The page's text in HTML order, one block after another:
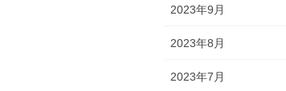
2023年9月
2023年8月
2023年7月